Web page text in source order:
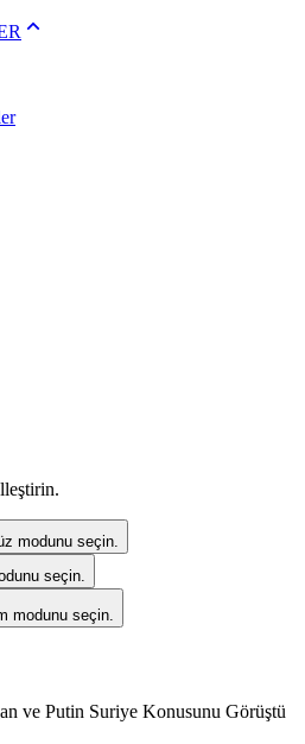
modunu seçin.
seçin.
modunu seçin.
ve Putin Suriye Konusunu Görüştü